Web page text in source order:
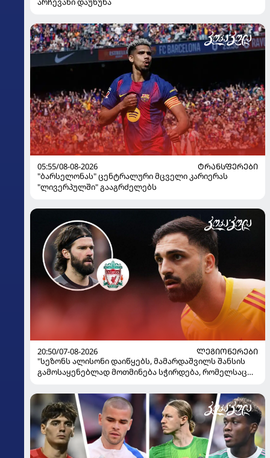
05:55/08-08-2026
ᲢᲠᲐᲜᲡᲤᲔᲠᲔᲑᲘ
"ბარსელონას" ცენტრალური მცველი კარიერას
"ლივერპულში" გააგრძელებს
20:50/07-08-2026
ᲚᲔᲒᲘᲝᲜᲔᲠᲔᲑᲘ
"სეზონს ალისონი დაიწყებს, მამარდაშვილს შანსის
გამოსაყენებლად მოთმინება სჭირდება, რომელსაც
ყოფილმა მეკარემ